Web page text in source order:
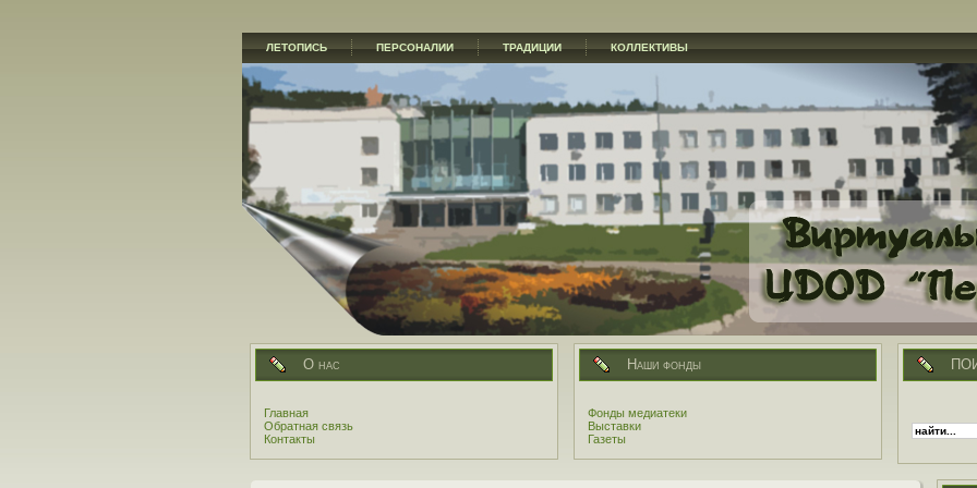
ЛЕТОПИСЬ ПЕРСОНАЛИИ ТРАДИЦИИ КОЛЛЕКТИВЫ
О нас
Главная
Обратная связь
Контакты
Наши фонды
Фонды медиатеки
Выставки
Газеты